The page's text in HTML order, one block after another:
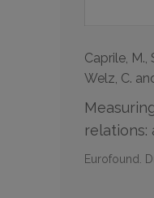
Caprile, M.,
Welz, C.
relations:
Eurofound.